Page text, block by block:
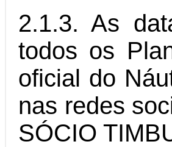
2.1.3. As
todos os
oficial do
nas redes
SÓCIO